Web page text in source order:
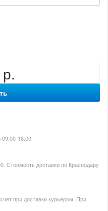
18:00
Стоимость доставки по Краснодару
при доставки курьером. При